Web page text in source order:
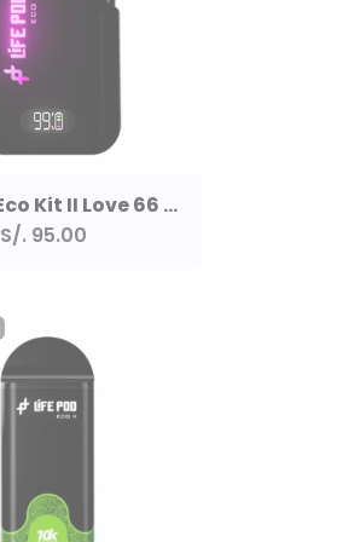
Life Pod Eco Kit II Love 66 10000 Puff 5%
S/. 95.00